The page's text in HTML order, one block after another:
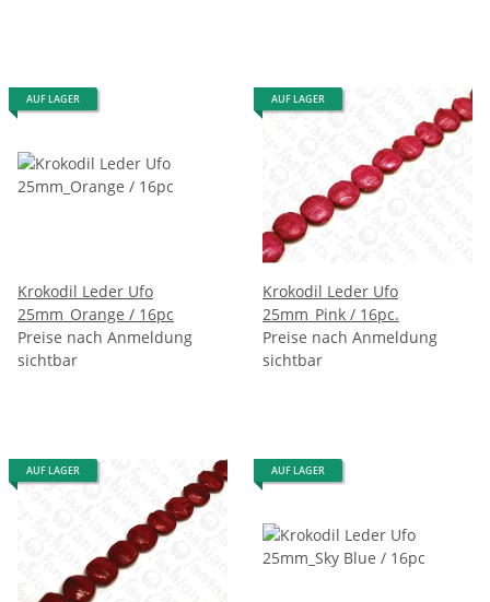
AUF LAGER
Krokodil Leder Ufo
25mm_Orange / 16pc
Preise nach Anmeldung
sichtbar
AUF LAGER
Krokodil Leder Ufo
25mm_Pink / 16pc.
Preise nach Anmeldung
sichtbar
AUF LAGER AUF LAGER